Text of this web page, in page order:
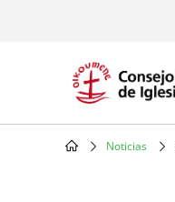
Noticias